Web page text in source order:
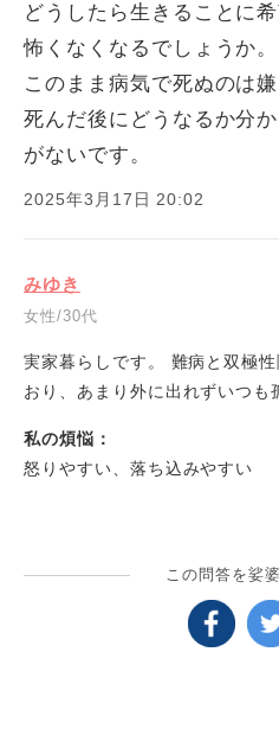
どうしたら生きることに
怖くなくなるでしょうか。
このまま病気で死ぬのは嫌
死んだ後にどうなるか分
がないです。
2025年3月17日 20:02
みゆき
女性/30代
実家暮らしです。 難病と双極
おり、あまり外に出れずいつも
れるか、不安でたまりません。
きていません。 生きる意味が分
私の煩悩：
怒りやすい、落ち込みやすい
この問答を娑